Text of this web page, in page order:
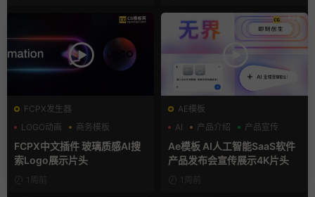
FCPX发生器
LOGO动画
商务模板
支持Intel+M芯片
FCPX中文插件 玻璃质感AI搜
索Logo展示片头
1周前
AE模板
AI
产品介绍 产品宣传
Ae模板 AI人工智能SaaS软件
产品发布会宣传展示4K片头
1周前